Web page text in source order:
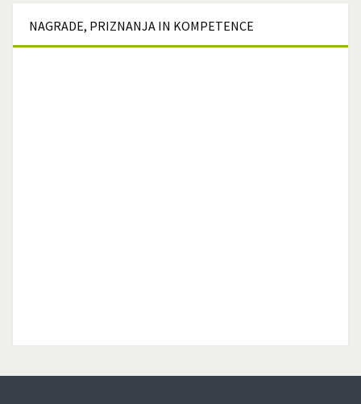
NAGRADE, PRIZNANJA IN KOMPETENCE